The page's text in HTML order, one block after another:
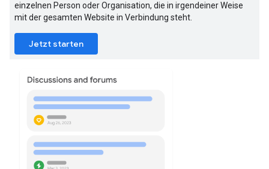
einzelnen Person oder Organisation, die in irgendeiner Weise
mit der gesamten Website in Verbindung steht.
Jetzt starten